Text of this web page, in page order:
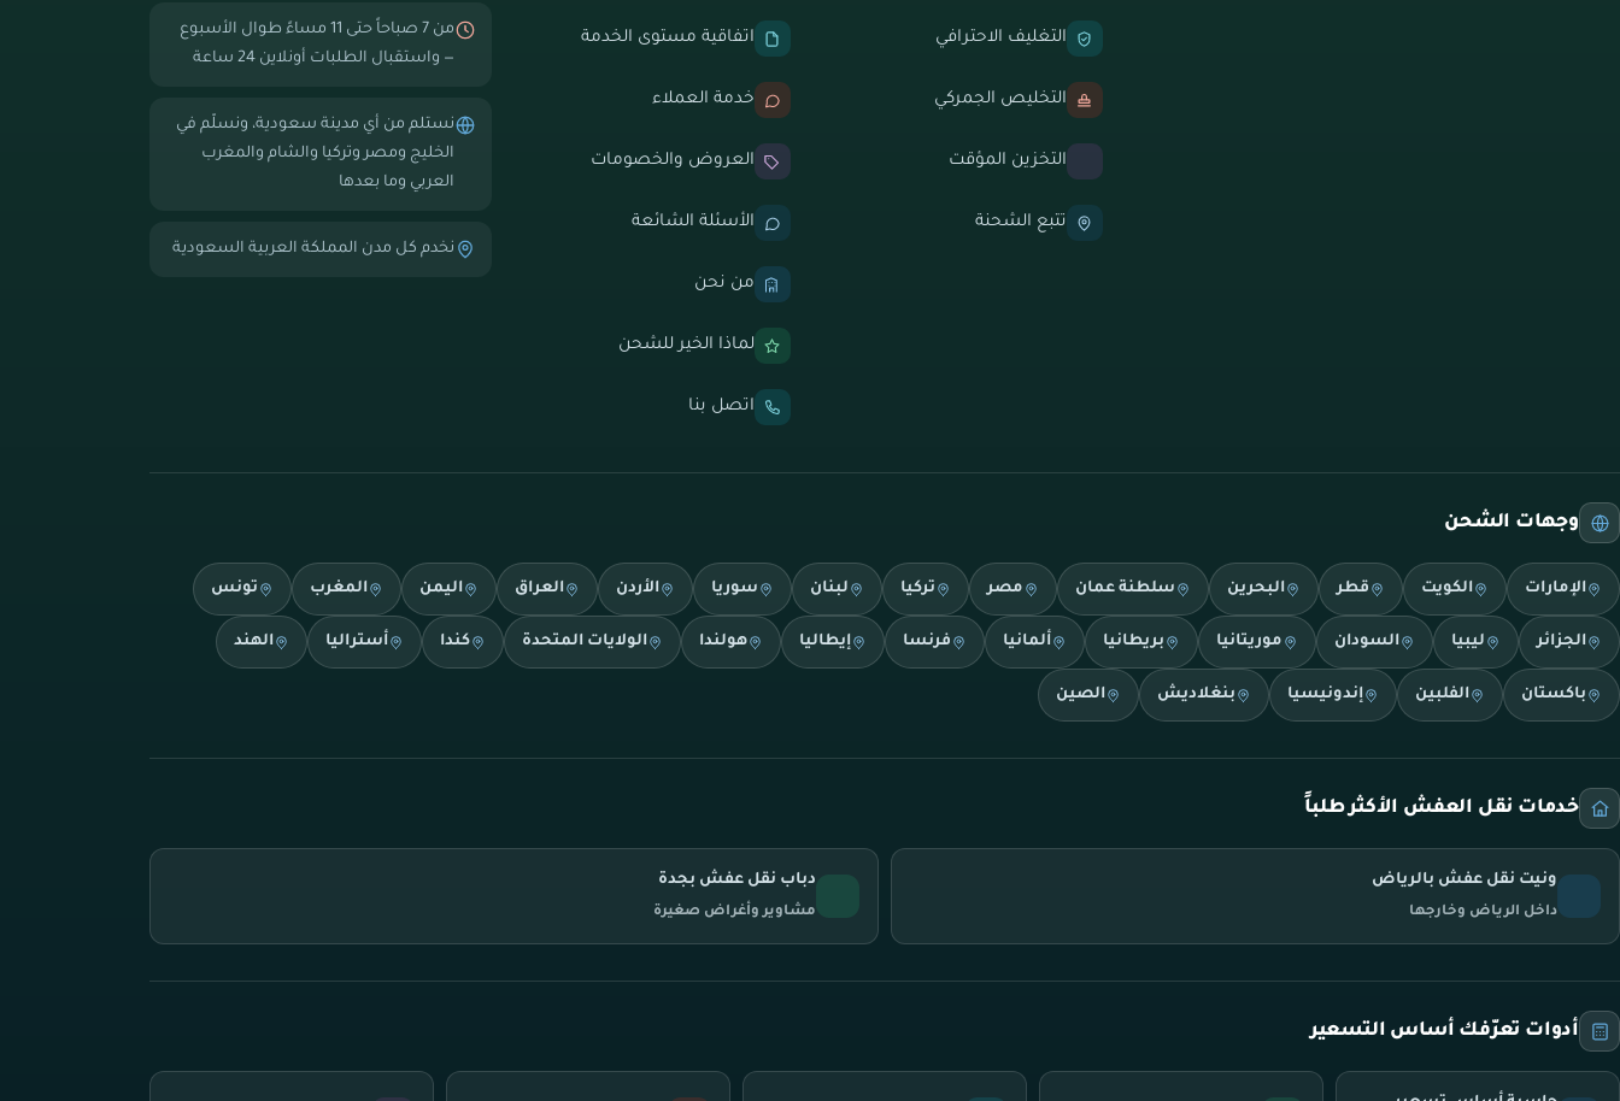
التغليف الاحترافي
التخليص الجمركي
التخزين المؤقت
تتبع الشحنة
اتفاقية مستوى الخدمة
خدمة العملاء
العروض والخصومات
الأسئلة الشائعة
من نحن
لماذا الخير للشحن
اتصل بنا
من 7 صباحاً حتى 11 مساءً طوال الأسبوع
— واستقبال الطلبات أونلاين 24 ساعة
نستلم من أي مدينة سعودية، ونسلّم في
الخليج ومصر وتركيا والشام والمغرب
العربي وما بعدها
نخدم كل مدن المملكة العربية السعودية
وجهات الشحن
الإمارات الكويت قطر البحرين سلطنة عمان مصر تركيا لبنان سوريا الأردن العراق اليمن المغرب تونس
الجزائر ليبيا السودان موريتانيا بريطانيا ألمانيا فرنسا إيطاليا هولندا الولايات المتحدة كندا أستراليا الهند
باكستان الفلبين إندونيسيا بنغلاديش الصين
خدمات نقل العفش الأكثر طلباً
ونيت نقل عفش بالرياض
داخل الرياض وخارجها
دباب نقل عفش بجدة
مشاوير وأغراض صغيرة
أدوات تعرّفك أساس التسعير